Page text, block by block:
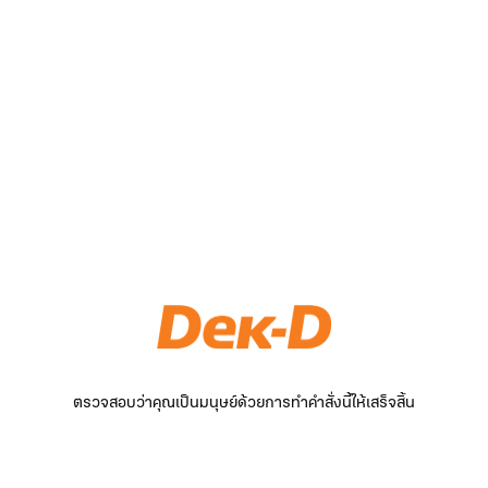
ตรวจสอบว่าคุณเป็นมนุษย์ด้วยการทำคำสั่งนี้ให้เสร็จสิ้น